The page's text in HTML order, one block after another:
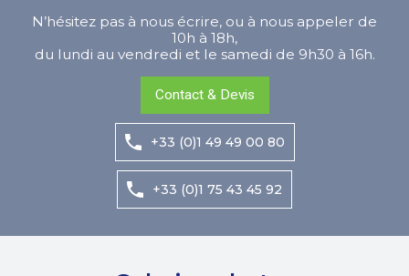
N’hésitez pas à nous écrire, ou à nous appeler de
10h à 18h,
du lundi au vendredi et le samedi de 9h30 à 16h.
Contact & Devis
+33 (0)1 49 49 00 80
+33 (0)1 75 43 45 92